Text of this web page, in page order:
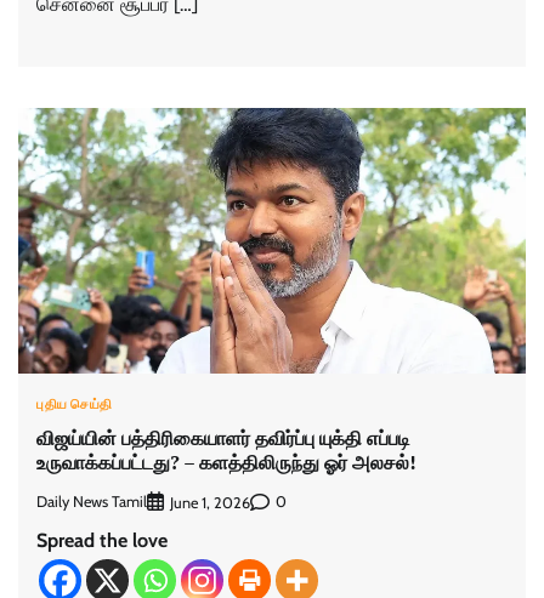
புதிய செய்தி
விஜய்யின் பத்திரிகையாளர் தவிர்ப்பு யுக்தி எப்படி
உருவாக்கப்பட்டது? – களத்திலிருந்து ஓர் அலசல்!
Daily News Tamil June 1, 2026 0
Spread the love